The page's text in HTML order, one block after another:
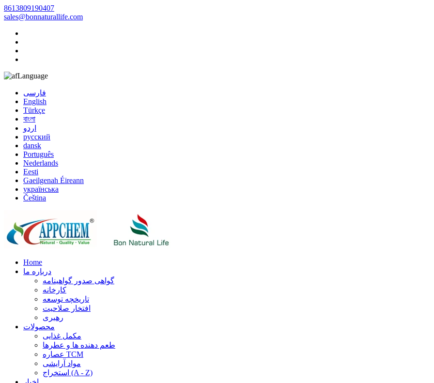
8613809190407
sales@bonnaturallife.com
Language
فارسی
English
Türkçe
বাংলা
اردو
русский
dansk
Português
Nederlands
Eesti
Gaeilgenah Éireann
українська
Čeština
Home
درباره ما
گواهی صدور گواهینامه
کارخانه
تاریخچه توسعه
افتخار صلاحیت
رهبری
محصولات
مکمل غذایی
طعم دهنده ها و عطرها
عصاره TCM
مواد آرایشی
استخراج (A - Z)